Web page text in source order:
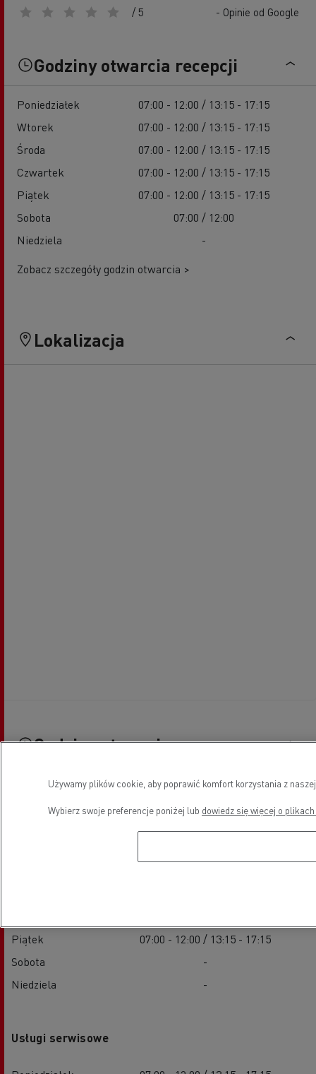
/ 5 - Opinie od Google
Godziny otwarcia recepcji
Poniedziałek
07:00 - 12:00 / 13:15 - 17:15
Wtorek
07:00 - 12:00 / 13:15 - 17:15
Środa
07:00 - 12:00 / 13:15 - 17:15
Czwartek
07:00 - 12:00 / 13:15 - 17:15
Piątek
07:00 - 12:00 / 13:15 - 17:15
Sobota
07:00 / 12:00
Niedziela
-
Zobacz szczegóły godzin otwarcia >
Lokalizacja
Godziny otwarcia
Sprzedaż pojazdów nowych
Piątek
07:00 - 12:00 / 13:15 - 17:15
Sobota
-
Niedziela
-
Usługi serwisowe
Używamy plików cookie, aby poprawić komfort korzystania z
Wybierz swoje preferencje poniżej lub dowiedz się więcej o